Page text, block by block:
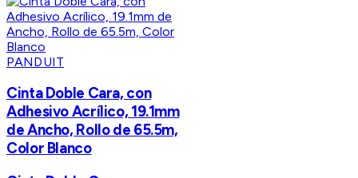
PANDUIT
Cinta Doble Cara, con
Adhesivo Acrílico, 19.1mm
de Ancho, Rollo de 65.5m,
Color Blanco